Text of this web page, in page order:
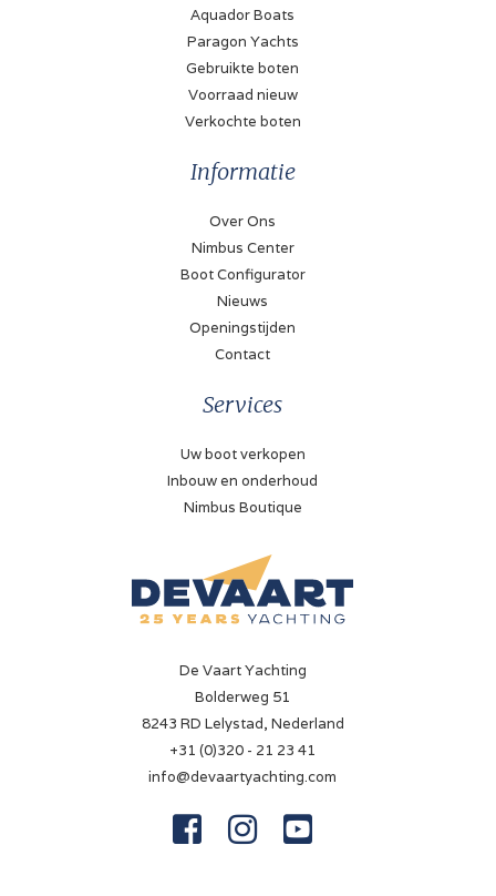
Aquador Boats
Paragon Yachts
Gebruikte boten
Voorraad nieuw
Verkochte boten
Informatie
Over Ons
Nimbus Center
Boot Configurator
Nieuws
Openingstijden
Contact
Services
Uw boot verkopen
Inbouw en onderhoud
Nimbus Boutique
De Vaart Yachting
Bolderweg 51
8243 RD Lelystad, Nederland
+31 (0)320 - 21 23 41
info@devaartyachting.com
  